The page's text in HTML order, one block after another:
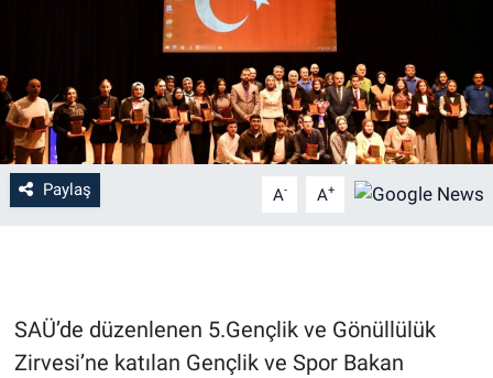
Paylaş A- A+
SAÜ’de düzenlenen 5.Gençlik ve Gönüllülük
Zirvesi’ne katılan Gençlik ve Spor Bakan